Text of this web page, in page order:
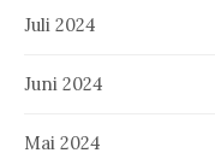
Juli 2024
Juni 2024
Mai 2024